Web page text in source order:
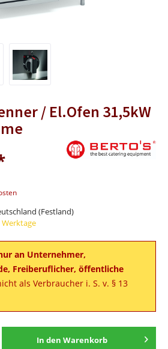
/ El.Ofen 31,5kW
(Festland)
Werktage
an Unternehmer,
Freiberuflicher, öffentliche
als Verbraucher i. S. v. § 13
In den Warenkorb